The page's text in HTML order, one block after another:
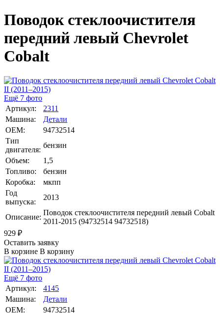
Поводок стеклоочистителя
передний левый Chevrolet
Cobalt
Ещё 7 фото
Артикул:
2311
Машина:
Детали
OEM:
94732514
Тип
двигателя:
бензин
Объем:
1,5
Топливо:
бензин
Коробка:
мкпп
Год
выпуска:
2013
Описание:
Поводок стеклоочистителя передний левый Cobalt
2011-2015 (94732514 94732518)
929 ₽
Оставить заявку
В корзине В корзину
Ещё 7 фото
Артикул:
4145
Машина:
Детали
OEM:
94732514